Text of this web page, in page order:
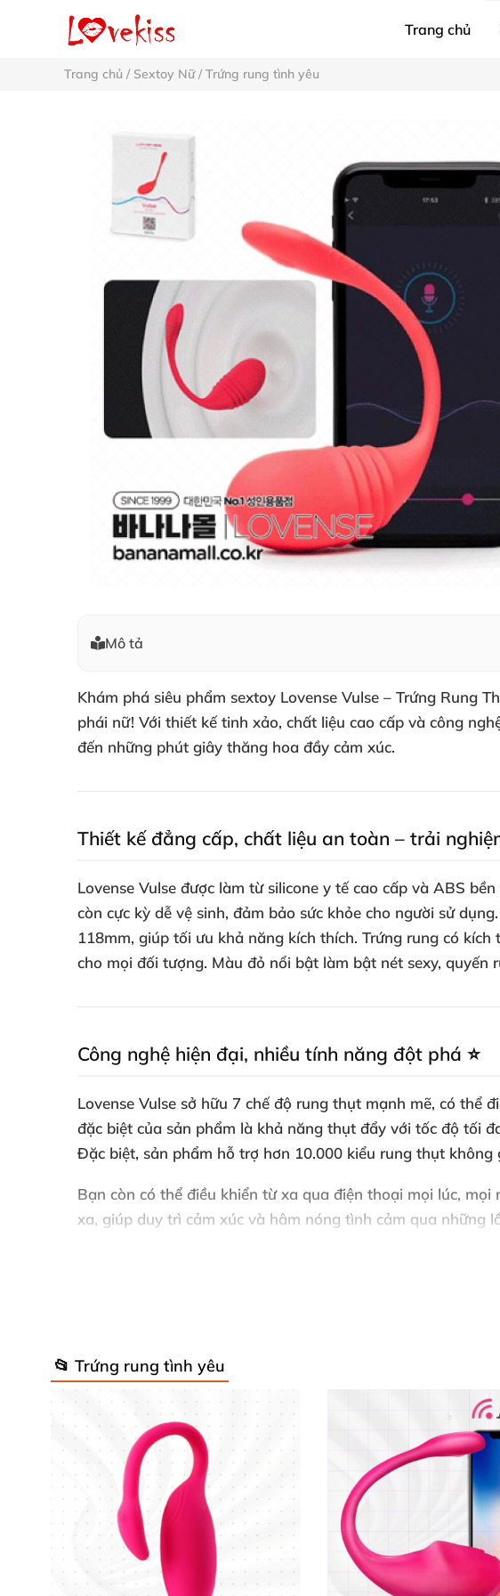
Trang chủ
Trang chủ / Sextoy Nữ/ Trứng rung tình yêu
Mô tả
Khám phá siêu phẩm sextoy Lovense Vulse – Trứng Rung
phái nữ! Với thiết kế tinh xảo, chất liệu cao cấp và công
đến những phút giây thăng hoa đầy cảm xúc.
Thiết kế đẳng cấp, chất liệu an toàn – trải
Lovense Vulse được làm từ silicone y tế cao cấp và ABS
còn cực kỳ dễ vệ sinh, đảm bảo sức khỏe cho người sử
118mm, giúp tối ưu khả năng kích thích. Trứng rung có
cho mọi đối tượng. Màu đỏ nổi bật làm bật nét sexy, quyến
Công nghệ hiện đại, nhiều tính năng đột phá ⭐️
Lovense Vulse sở hữu 7 chế độ rung thụt mạnh mẽ, có thể
đặc biệt của sản phẩm là khả năng thụt đẩy với tốc độ tối
Đặc biệt, sản phẩm hỗ trợ hơn 10.000 kiểu rung thụt
Bạn còn có thể điều khiển từ xa qua điện thoại mọi lúc,
xa, giúp duy trì cảm xúc và hâm nóng tình cảm qua những
Lovense Vulse được trang bị khả năng chống nước IPX7,
từ tính giúp tiết kiệm năng lượng và thuận tiện trong quá
Thêm vào đó, thời gian chờ lên đến 120 giờ để bạn thoải
Đánh giá từ khách hàng yêu thích Lovense Vulse
"Sử dụng Lovense Vulse thật sự là trải nghiệm tuyệt
Hạnh
📂 Trứng rung tình yêu